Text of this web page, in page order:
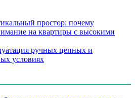
простор: почему
на квартиры с высокими
ручных цепных и
условиях